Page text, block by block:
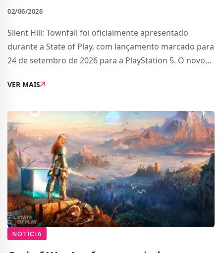
02/06/2026
Silent Hill: Townfall foi oficialmente apresentado
durante a State of Play, com lançamento marcado para
24 de setembro de 2026 para a PlayStation 5. O novo
de lançamentos da franquia no outo
VER MAIS
NOTÍCIA